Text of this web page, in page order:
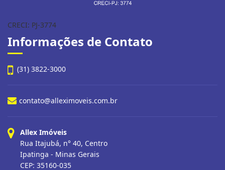
CRECI: PJ-3774
Informações de Contato
(31) 3822-3000
contato@alleximoveis.com.br
Allex Imóveis
Rua Itajubá, n° 40, Centro
Ipatinga - Minas Gerais
CEP: 35160-035